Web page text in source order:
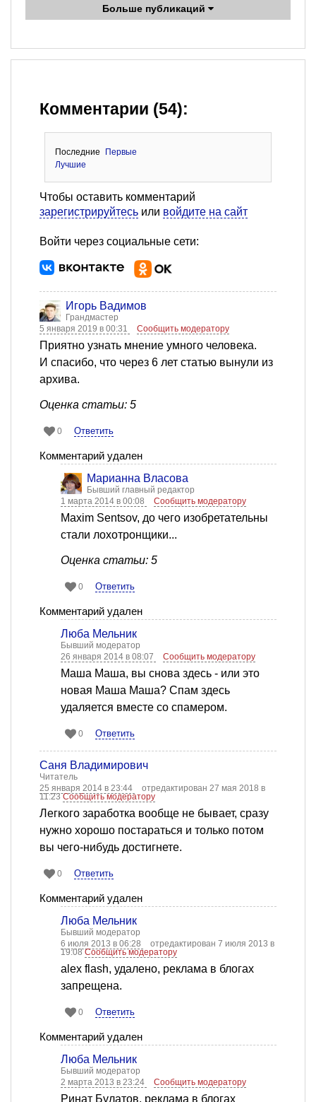
Больше публикаций
Комментарии (54):
Последние
Первые
Лучшие
Чтобы оставить комментарий
зарегистрируйтесь или войдите на сайт
Войти через социальные сети:
Игорь Вадимов
Грандмастер
5 января 2019 в 00:31
Сообщить модератору
Приятно узнать мнение умного человека.
И спасибо, что через 6 лет статью вынули из
архива.
Оценка статьи: 5
0 Ответить
Комментарий удален
Марианна Власова
Бывший главный редактор
1 марта 2014 в 00:08
Сообщить модератору
Maxim Sentsov, до чего изобретательны
стали лохотронщики...
Оценка статьи: 5
0 Ответить
Комментарий удален
Люба Мельник
Бывший модератор
26 января 2014 в 08:07
Сообщить модератору
Маша Маша, вы снова здесь - или это
новая Маша Маша? Спам здесь
удаляется вместе со спамером.
0 Ответить
Саня Владимирович
Читатель
25 января 2014 в 23:44
отредактирован 27 мая 2018 в
11:23Сообщить модератору
Легкого заработка вообще не бывает, сразу
нужно хорошо постараться и только потом
вы чего-нибудь достигнете.
0 Ответить
Комментарий удален
Люба Мельник
Бывший модератор
6 июля 2013 в 06:28
отредактирован 7 июля 2013 в
19:08Сообщить модератору
alex flash, удалено, реклама в блогах
запрещена.
0 Ответить
Комментарий удален
Люба Мельник
Бывший модератор
2 марта 2013 в 23:24
Сообщить модератору
Ринат Булатов, реклама в блогах